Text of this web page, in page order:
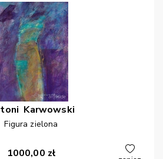
Karwowski
Figura zielona
1000,00 zł